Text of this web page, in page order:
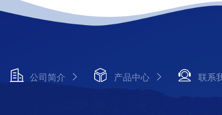
公司简介 产品中心 联系